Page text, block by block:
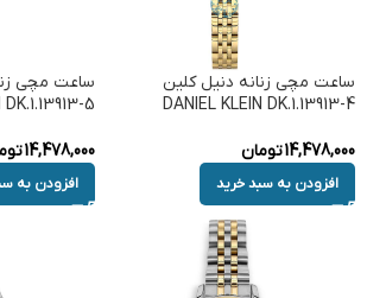
ساعت مچی زنانه دنیل کلین
DANIEL KLEIN DK.1.13913-4
14,478,000تومان
افزودن به سبد خرید
ساعت مچی
5
14,478,000
افزودن به